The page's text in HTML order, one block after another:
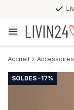
Accueil Accessoires
SOLDES -17%